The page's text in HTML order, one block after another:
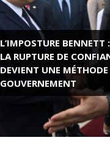
L’IMPOSTURE BENNETT
LA RUPTURE DE
DEVIENT UNE MÉTHODE
GOUVERNEMENT
ROSE VALLAND,
RESISTANCE FRANÇAISE